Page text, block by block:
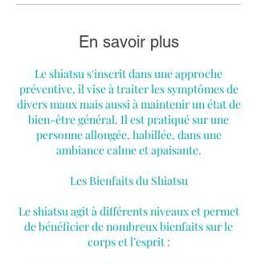
En savoir plus
Le shiatsu s'inscrit dans une approche
préventive, il vise à traiter les symptômes de
divers maux mais aussi à maintenir un état de
bien-être général. Il est pratiqué sur une
personne allongée, habillée, dans une
ambiance calme et apaisante.
Les Bienfaits du Shiatsu
Le shiatsu agit à différents niveaux et permet
de bénéficier de nombreux bienfaits sur le
corps et l’esprit :